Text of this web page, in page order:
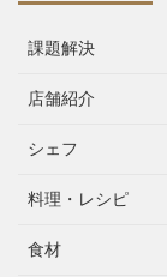
課題解決
店舗紹介
シェフ
料理・レシピ
食材